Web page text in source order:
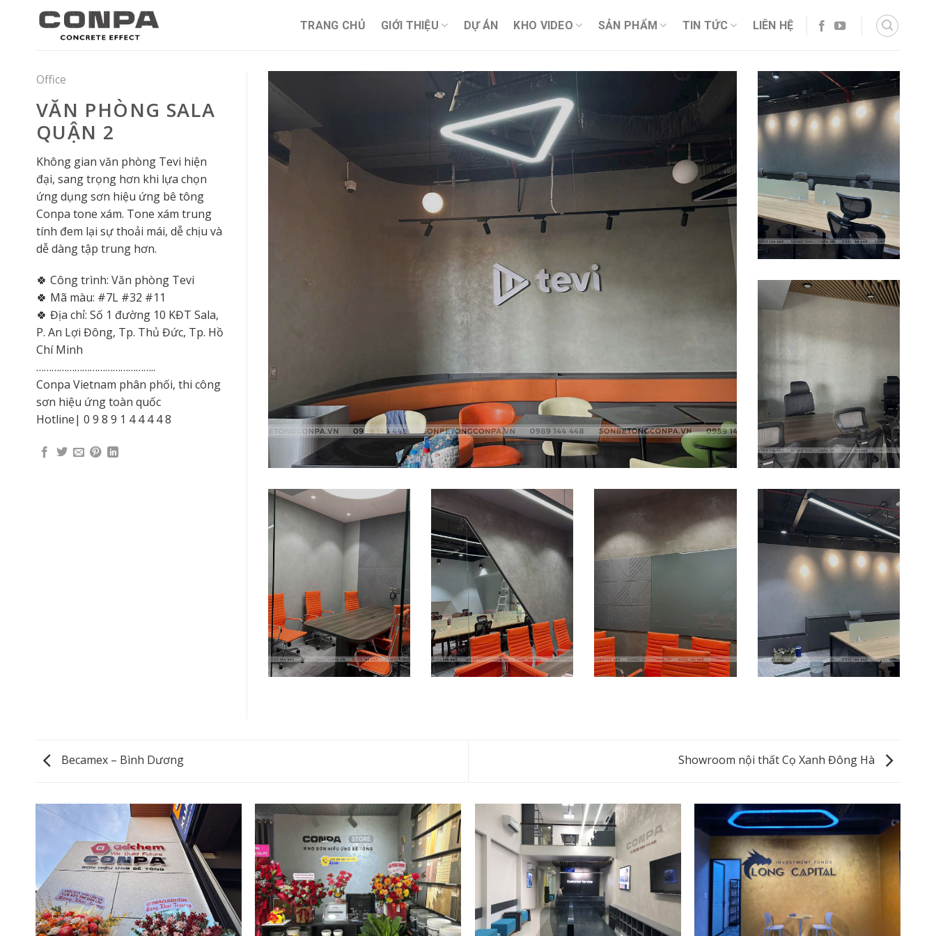
TRANG CHỦ GIỚI THIỆU DỰ ÁN KHO VIDEO SẢN PHẨM TIN TỨC LIÊN HỆ
Office
VĂN PHÒNG SALA
QUẬN 2
Không gian văn phòng Tevi hiện
đại, sang trọng hơn khi lựa chọn
ứng dụng sơn hiệu ứng bê tông
Conpa tone xám. Tone xám trung
tính đem lại sự thoải mái, dễ chịu và
dễ dàng tập trung hơn.
🍀 Công trình: Văn phòng Tevi
🍀 Mã màu: #7L #32 #11
🍀 Địa chỉ: Số 1 đường 10 KĐT Sala,
P. An Lợi Đông, Tp. Thủ Đức, Tp. Hồ
Chí Minh
………………………………………..
Conpa Vietnam phân phối, thi công
sơn hiệu ứng toàn quốc
Hotline| 0 9 8 9 1 4 4 4 4 8
Becamex – Bình Dương Showroom nội thất Cọ Xanh Đông Hà